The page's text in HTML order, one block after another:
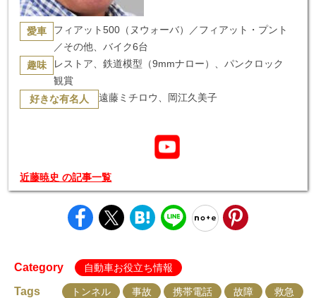
愛車
フィアット500（ヌウォーバ）／フィアット・プント
／その他、バイク6台
趣味
レストア、鉄道模型（9mmナロー）、パンクロック
観賞
好きな有名人 遠藤ミチロウ、岡江久美子
近藤暁史 の記事一覧
Category 自動車お役立ち情報
Tags トンネル 事故 携帯電話 故障
救急